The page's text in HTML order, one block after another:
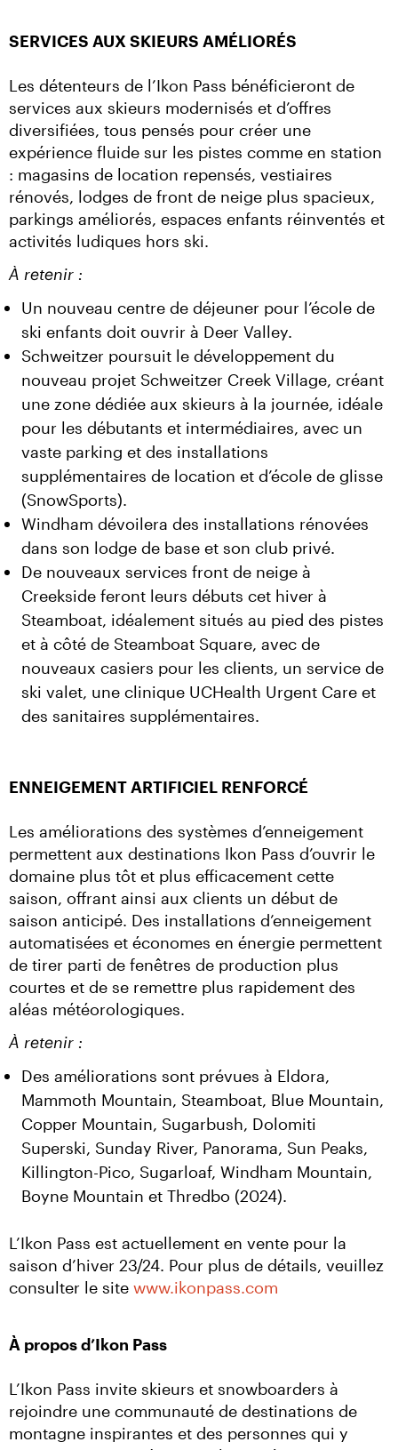
SERVICES AUX SKIEURS AMÉLIORÉS
Les détenteurs de l’Ikon Pass bénéficieront de
services aux skieurs modernisés et d’offres
diversifiées, tous pensés pour créer une
expérience fluide sur les pistes comme en station
: magasins de location repensés, vestiaires
rénovés, lodges de front de neige plus spacieux,
parkings améliorés, espaces enfants réinventés et
activités ludiques hors ski.
À retenir :
Un nouveau centre de déjeuner pour l’école de
ski enfants doit ouvrir à Deer Valley.
Schweitzer poursuit le développement du
nouveau projet Schweitzer Creek Village, créant
une zone dédiée aux skieurs à la journée, idéale
pour les débutants et intermédiaires, avec un
vaste parking et des installations
supplémentaires de location et d’école de glisse
(SnowSports).
Windham dévoilera des installations rénovées
dans son lodge de base et son club privé.
De nouveaux services front de neige à
Creekside feront leurs débuts cet hiver à
Steamboat, idéalement situés au pied des pistes
et à côté de Steamboat Square, avec de
nouveaux casiers pour les clients, un service de
ski valet, une clinique UCHealth Urgent Care et
des sanitaires supplémentaires.
ENNEIGEMENT ARTIFICIEL RENFORCÉ
Les améliorations des systèmes d’enneigement
permettent aux destinations Ikon Pass d’ouvrir le
domaine plus tôt et plus efficacement cette
saison, offrant ainsi aux clients un début de
saison anticipé. Des installations d’enneigement
automatisées et économes en énergie permettent
de tirer parti de fenêtres de production plus
courtes et de se remettre plus rapidement des
aléas météorologiques.
À retenir :
Des améliorations sont prévues à Eldora,
Mammoth Mountain, Steamboat, Blue Mountain,
Copper Mountain, Sugarbush, Dolomiti
Superski, Sunday River, Panorama, Sun Peaks,
Killington-Pico, Sugarloaf, Windham Mountain,
Boyne Mountain et Thredbo (2024).
L’Ikon Pass est actuellement en vente pour la
saison d’hiver 23/24. Pour plus de détails, veuillez
consulter le site www.ikonpass.com
À propos d’Ikon Pass
L’Ikon Pass invite skieurs et snowboarders à
rejoindre une communauté de destinations de
montagne inspirantes et des personnes qui y